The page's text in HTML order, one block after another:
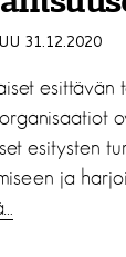
31.12.2020
esittävän
esitysten
ja